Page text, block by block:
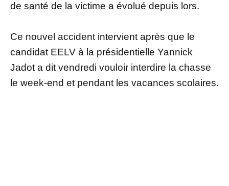
de santé de la victime a évolué depuis lors.
Ce nouvel accident intervient après que le
candidat EELV à la présidentielle Yannick
Jadot a dit vendredi vouloir interdire la chasse
le week-end et pendant les vacances scolaires.